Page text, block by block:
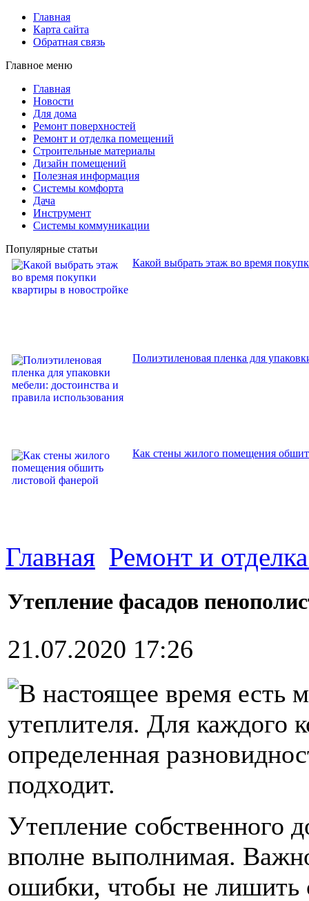
Главная
Карта сайта
Обратная связь
Главное меню
Главная
Новости
Для дома
Ремонт поверхностей
Ремонт и отделка помещений
Строительные материалы
Дизайн помещений
Полезная информация
Системы комфорта
Дача
Инструмент
Системы коммуникации
Популярные статьи
Какой выбрать этаж во время
Полиэтиленовая пленка для
Как стены жилого помещения
Главная Ремонт и
Утепление фасадов
21.07.2020 17:26
В настоящее время есть
утеплителя. Для каждого
определенная
подходит.
Утепление собственного
вполне выполнимая.
ошибки, чтобы не лишить